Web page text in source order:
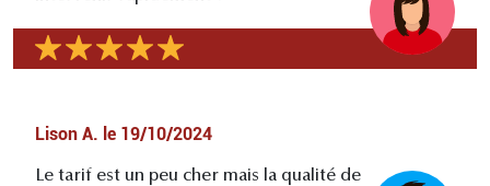
Lison A. le 19/10/2024
Le tarif est un peu cher mais la qualité de